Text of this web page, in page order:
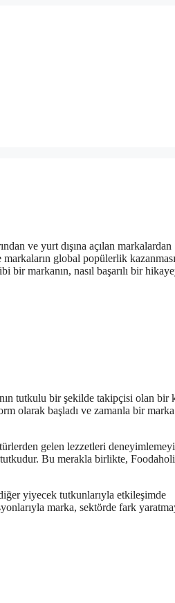
ve yurt dışına açılan markalardan
markaların global popülerlik
bir markanın, nasıl başarılı bir
tutkulu bir şekilde takipçisi olan bir
olarak başladı ve zamanla bir
gelen lezzetleri
Bu merakla birlikte,
yiyecek tutkunlarıyla etkileşimde
marka, sektörde fark